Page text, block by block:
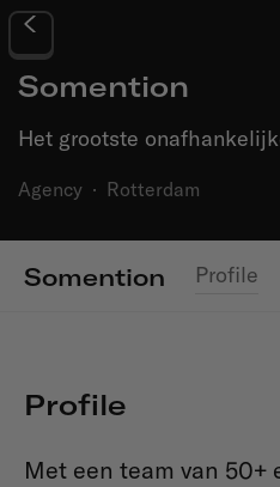
Somention
Het grootste
Agency · Rotterdam
Somention Profile
Profile
Met een team van 50+